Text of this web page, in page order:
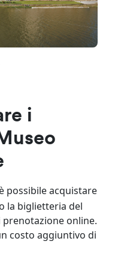
i
possibile acquistare
la biglietteria del
online.
costo aggiuntivo di